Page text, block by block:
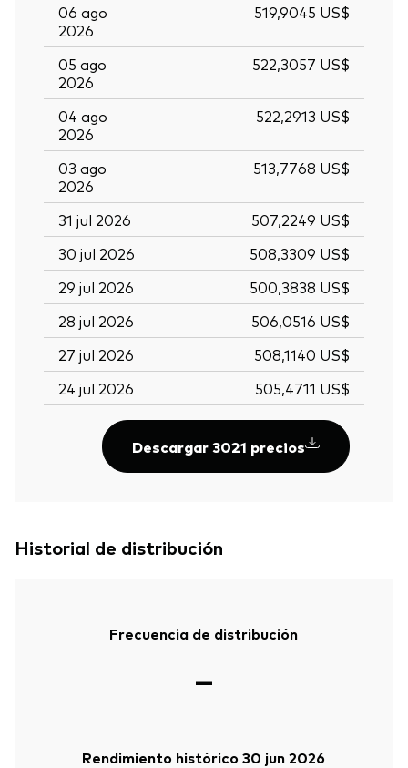
06 ago
2026
519,9045 US$
05 ago
2026
522,3057 US$
04 ago
2026
522,2913 US$
03 ago
2026
513,7768 US$
31 jul 2026
507,2249 US$
30 jul 2026
508,3309 US$
29 jul 2026
500,3838 US$
28 jul 2026
506,0516 US$
27 jul 2026
508,1140 US$
24 jul 2026
505,4711 US$
Descargar 3021 precios
Historial de distribución
Frecuencia de distribución
—
Rendimiento histórico 30 jun 2026